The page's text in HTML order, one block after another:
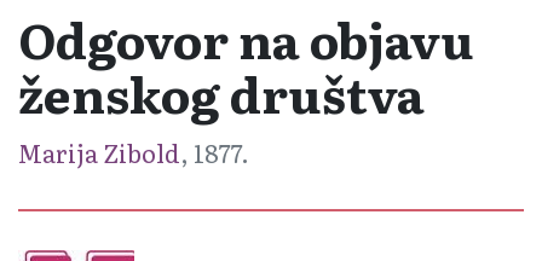
Odgovor na objavu
ženskog društva
Marija Zibold, 1877.